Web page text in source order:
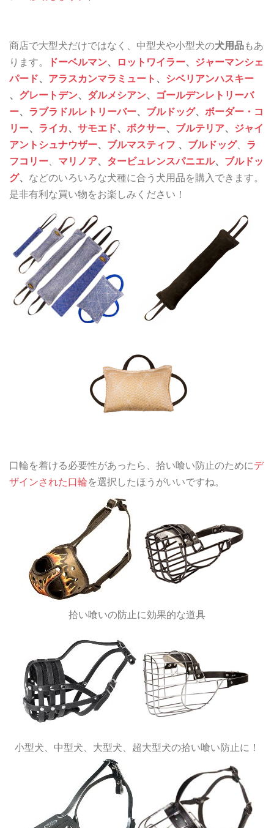
商店で大型犬だけではなく、中型犬や小型犬の犬用品もあ
ります。
ドーベルマン、 ロットワイラー、 ジャーマンシェ
パード、 アラスカンマラミュート 、 シベリアンハスキー
、 グレートデン、 ダルメシアン、
ゴールデンレトリーバ
ー、 ラブラドルレトリーバー、 ブルドッグ、 ボーダー・コ
リー、 ライカ、 サモエド、 ボクサー、 ブルテリア、 ジャイ
アントシュナウザー、 ブルマスティフ 、 ブルドッグ、 ラ
フコリー
マリノア、 タービュレンスパニエル、 ブルドッ
グ、 などのいろいろな犬種に合う犬用品を購入できます。
是非有利な買い物をお楽しみください！
口輪を着ける必要性があったら、拾い喰い防止のためにデ
ザインされた口輪を選択したほうがいいですね。
拾い喰いの防止に効果的な道具
小型犬、中型犬、大型犬、超大型犬の拾い喰い防止に！